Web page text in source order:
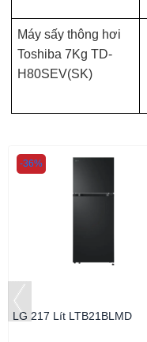
Máy sấy thông hơi
Toshiba 7Kg TD-
H80SEV(SK)
LG 217 Lít LTB21BLMD
-36%